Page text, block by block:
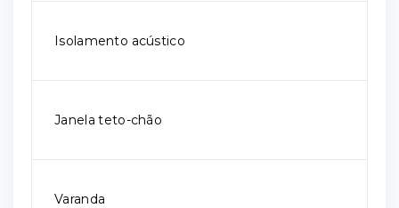
Isolamento acústico
Janela teto-chão
Varanda